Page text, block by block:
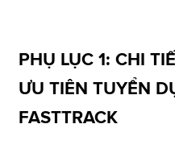
MyACCA
PHỤ LỤC 1: CHI
ƯU TIÊN TUYỂN
FASTTRACK